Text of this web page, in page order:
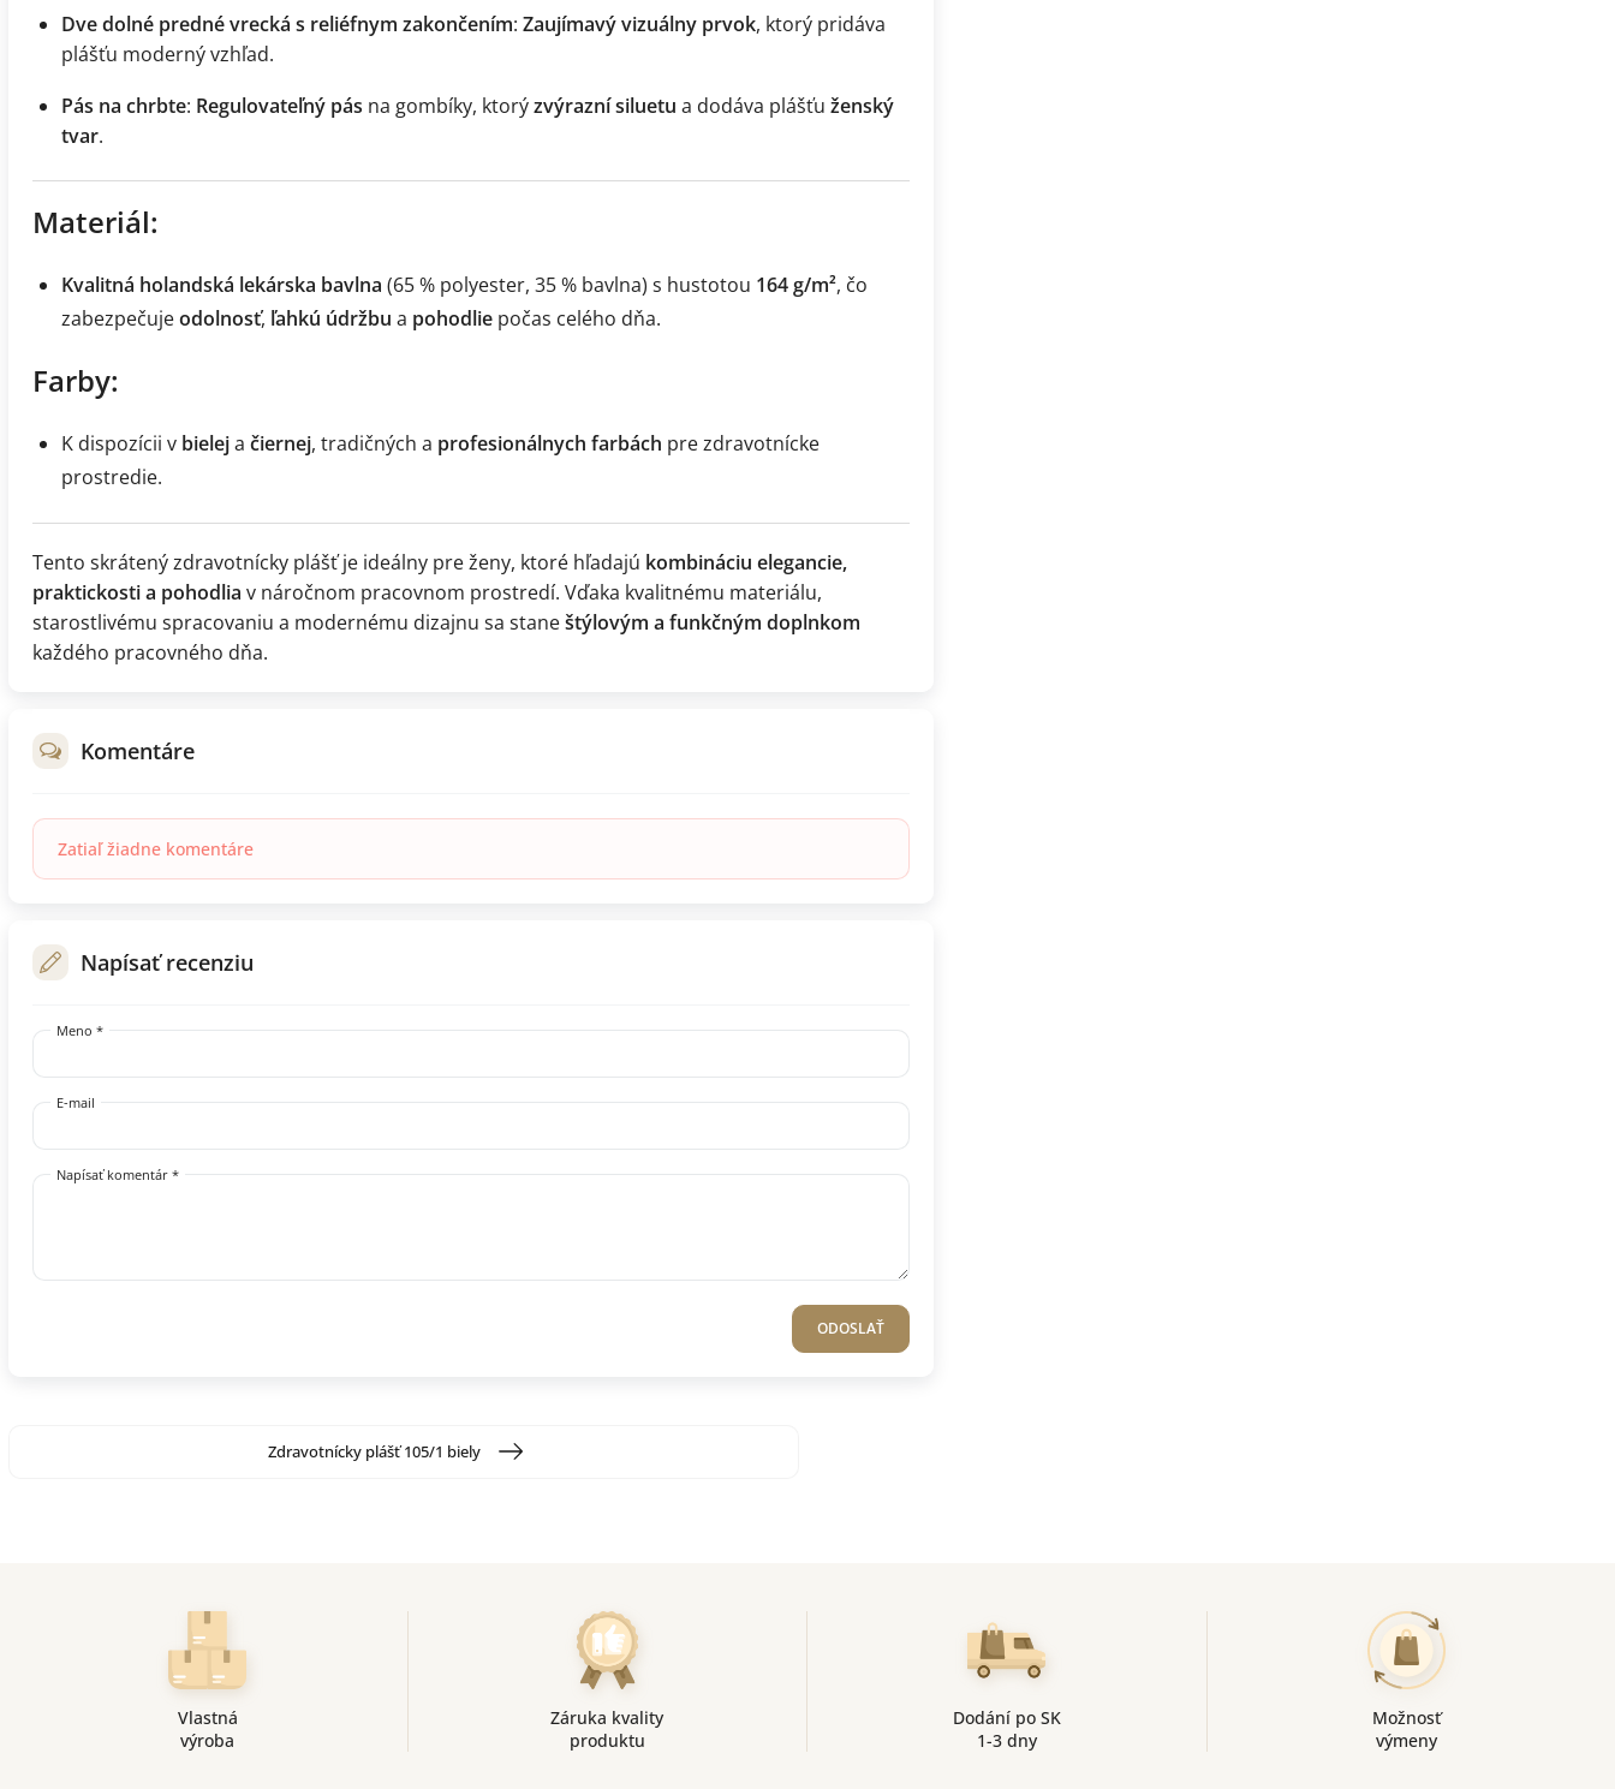
Dve dolné predné vrecká s reliéfnym zakončením: Zaujímavý vizuálny prvok, ktorý pridáva
plášťu moderný vzhľad.
Pás na chrbte: Regulovateľný pás na gombíky, ktorýzvýrazní siluetu a dodáva plášťu ženský
tvar.
Materiál:
Kvalitná holandská lekárska bavlna (65 % polyester, 35 % bavlna) s hustotou 164 g/m², čo
zabezpečujeodolnosť, ľahkú údržbu a pohodlie počas celého dňa.
Farby:
K dispozícii v bieleja čiernej, tradičných a profesionálnych farbách pre zdravotnícke
prostredie.
Tento skrátený zdravotnícky plášť je ideálny pre ženy, ktoré hľadajú kombináciu elegancie,
praktickosti a pohodlia v náročnom pracovnom prostredí. Vďaka kvalitnému materiálu,
starostlivému spracovaniu a modernému dizajnu sa staneštýlovým a funkčným doplnkom
každého pracovného dňa.
Komentáre
Zatiaľ žiadne komentáre
Napísať recenziu
Meno *
E-mail
Napísať komentár *
ODOSLAŤ
Zdravotnícky plášť 105/1 biely
Vlastná
výroba
Záruka kvality
produktu
Dodání po SK
1-3 dny
Možnosť
výmeny